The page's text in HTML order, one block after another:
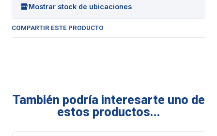
Mostrar stock de ubicaciones
COMPARTIR ESTE PRODUCTO
También podría interesarte uno de
estos productos...